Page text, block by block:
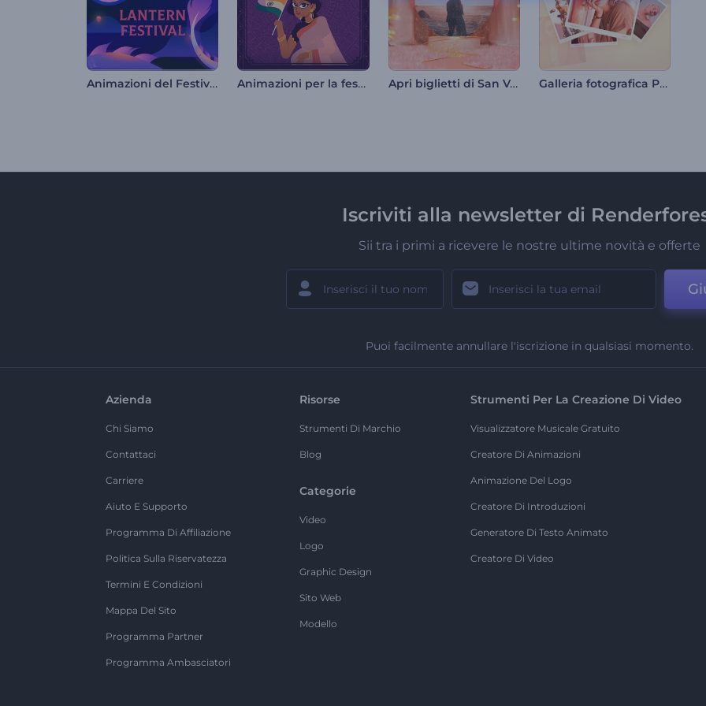
Animazioni del Festival delle Lanterne Animazioni per la festa dell'indipendenza dell'India Apri biglietti di San Valentino Galleria fotografica Polaroid
Iscriviti alla newsletter di
Sii tra i primi a ricevere le nostre ultime novità e offerte
Puoi facilmente annullare l'iscrizione in qualsiasi momento.
Azienda
Chi Siamo
Contattaci
Carriere
Aiuto E Supporto
Programma Di Affiliazione
Politica Sulla Riservatezza
Termini E Condizioni
Mappa Del Sito
Programma Partner
Programma Ambasciatori
Risorse
Strumenti Di Marchio
Blog
Categorie
Video
Logo
Graphic Design
Sito Web
Modello
Strumenti Per La Creazione Di Video
Visualizzatore Musicale Gratuito
Creatore Di Animazioni
Animazione Del Logo
Creatore Di Introduzioni
Generatore Di Testo Animato
Creatore Di Video